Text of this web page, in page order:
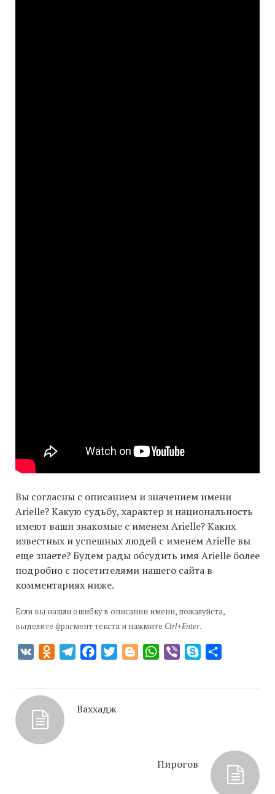
Вы согласны с описанием и значением имени
Arielle? Какую судьбу, характер и национальность
имеют ваши знакомые с именем Arielle? Каких
известных и успешных людей с именем Arielle вы
еще знаете? Будем рады обсудить имя Arielle более
подробно с посетителями нашего сайта в
комментариях ниже.
Если вы нашли ошибку в описании имени, пожалуйста,
выделите фрагмент текста и нажмите Ctrl+Enter.
VK Odnoklassniki
TelegramFacebookTwitterBloggerWhatsApp
Viber Skype
Ваххадж
Пирогов